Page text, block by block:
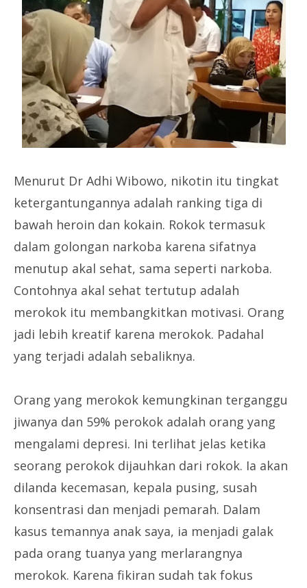
Menurut Dr Adhi Wibowo, nikotin itu tingkat
ketergantungannya adalah ranking tiga di
bawah heroin dan kokain. Rokok termasuk
dalam golongan narkoba karena sifatnya
menutup akal sehat, sama seperti narkoba.
Contohnya akal sehat tertutup adalah
merokok itu membangkitkan motivasi. Orang
jadi lebih kreatif karena merokok. Padahal
yang terjadi adalah sebaliknya.
Orang yang merokok kemungkinan terganggu
jiwanya dan 59% perokok adalah orang yang
mengalami depresi. Ini terlihat jelas ketika
seorang perokok dijauhkan dari rokok. Ia akan
dilanda kecemasan, kepala pusing, susah
konsentrasi dan menjadi pemarah. Dalam
kasus temannya anak saya, ia menjadi galak
pada orang tuanya yang merlarangnya
merokok. Karena fikiran sudah tak fokus